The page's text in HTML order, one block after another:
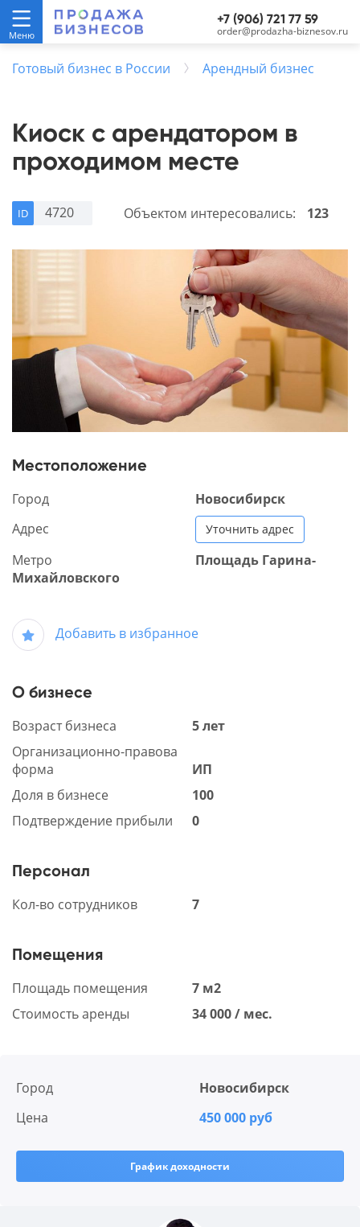
+7 (906) 721 77 59
order@prodazha-biznesov.ru
Готовый бизнес в России Арендный бизнес
Киоск с арендатором в
проходимом месте
ID 4720 Объектом интересовались: 123
Местоположение
Город
Новосибирск
Адрес
Уточнить адрес
Метро
Площадь Гарина-
Михайловского
Добавить в избранное
О бизнесе
Возраст бизнеса
5 лет
Организационно-правова
форма
ИП
Доля в бизнесе
100
Подтверждение прибыли
0
Персонал
Кол-во сотрудников 7
Помещения
Площадь помещения
7 м2
Стоимость аренды
34 000 / мес.
Город
Новосибирск
Цена
450 000 руб
График доходности